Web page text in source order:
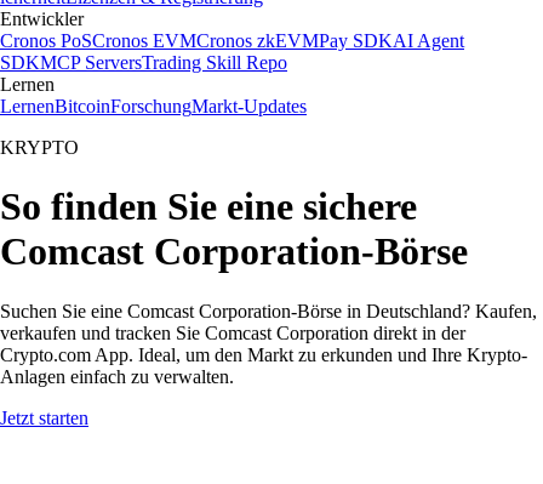
Entwickler
Cronos PoSCronos EVMCronos zkEVMPay SDKAI Agent
SDKMCP ServersTrading Skill Repo
Lernen
LernenBitcoinForschungMarkt-Updates
KRYPTO
So finden Sie eine sichere
Comcast Corporation-Börse
Suchen Sie eine Comcast Corporation-Börse in Deutschland? Kaufen,
verkaufen und tracken Sie Comcast Corporation direkt in der
Crypto.com App. Ideal, um den Markt zu erkunden und Ihre Krypto-
Anlagen einfach zu verwalten.
Jetzt starten